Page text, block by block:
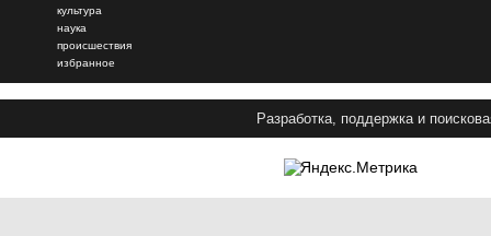
культура
наука
происшествия
избранное
Разработка, поддержка и